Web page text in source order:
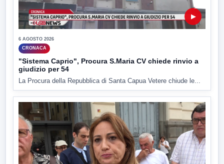
▶
6 AGOSTO 2026
CRONACA
"Sistema Caprio", Procura S.Maria CV chiede rinvio a
giudizio per 54
La Procura della Repubblica di Santa Capua Vetere chiude le...